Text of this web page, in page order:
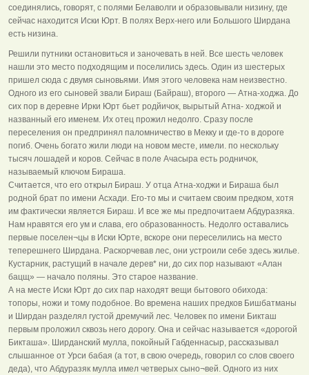
соединялись, говорят, с полями Белаволги и образовывали низину, где
сейчас находится Иски Юрт. В полях Верх-него или Большого Ширдана
есть низина.
Решили путники остановиться и заночевать в ней. Все шесть человек
нашли это место подходящим и поселились здесь. Один из шестерых
пришел сюда с двумя сыновьями. Имя этого человека нам неизвестно.
Одного из его сыновей звали Бираш (Байраш), второго — Атна-ходжа. До
сих пор в деревне Ирки Юрт бьет родйичок, вырытый Атна- ходжой и
названный его именем. Их отец прожил недолго. Сразу после
переселения он предпринял паломничество в Мекку и где-то в дороге
погиб. Очень богато жили люди на новом месте, имели. по нескольку
тысяч лошадей и коров. Сейчас в поле Ачасыра есть родничок,
называемый ключом Бираша.
Считается, что его открыл Бираш. У отца Атна-ходжи и Бираша был
родной брат по имени Асхади. Его-то мы и считаем своим предком, хотя
им фактически является Бираш. И все же мы предпочитаем Абдуразяка.
Нам нравятся его ум и слава, его образованность. Недолго оставались
первые поселен¬цы в Иски Юрте, вскоре они переселились на место
теперешнего Ширдана. Раскорчевав лес, они устроили себе здесь жилье.
Кустарник, растущий в начале дерев* ни, до сих пор называют «Алан
бацщ» — начало поляны. Это старое название.
А на месте Иски Юрт до сих пар находят вещи бытового обихода:
топоры, ножи и тому подобное. Во времена наших предков Бишбатманы
и Ширдан разделял густой дремучий лес. Человек по имени Бикташ
первым проложил сквозь него дорогу. Она и сейчас называется «дорогой
Бикташа». Ширданский мулла, покойный Габденнасыр, рассказывал
слышанное от Урси бабая (а тот, в свою очередь, говорил со слов своего
деда), что Абдуразяк мулла имел четверых сыно¬вей. Одного из них